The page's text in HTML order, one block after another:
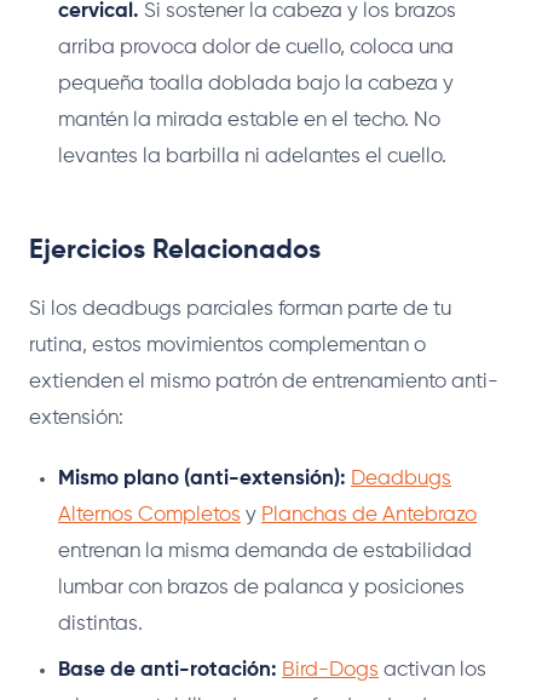
cervical. Si sostener la cabeza y los brazos
arriba provoca dolor de cuello, coloca una
pequeña toalla doblada bajo la cabeza y
mantén la mirada estable en el techo. No
levantes la barbilla ni adelantes el cuello.
Ejercicios Relacionados
Si los deadbugs parciales forman parte de tu
rutina, estos movimientos complementan o
extienden el mismo patrón de entrenamiento anti-
extensión:
Mismo plano (anti-extensión): Deadbugs
Alternos Completos y Planchas de Antebrazo
entrenan la misma demanda de estabilidad
lumbar con brazos de palanca y posiciones
distintas.
Base de anti-rotación: Bird-Dogs activan los